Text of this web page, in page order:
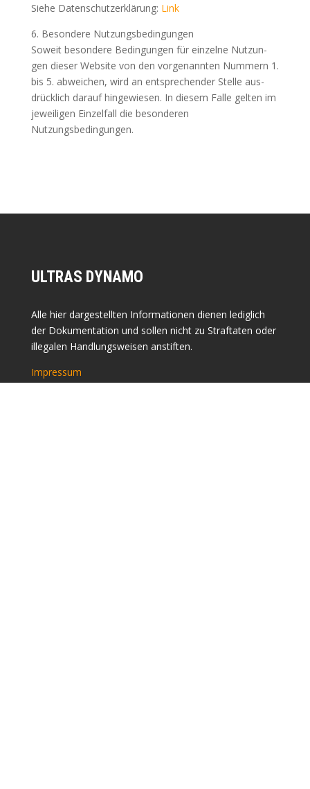
Sie­he Daten­schutz­er­klä­rung: Link
6. Beson­de­re Nutzungsbedingungen
Soweit beson­de­re Bedin­gun­gen für ein­zel­ne Nut­zun­
gen die­ser Web­site von den vor­ge­nann­ten Num­mern 1.
bis 5. abwei­chen, wird an ent­spre­chen­der Stel­le aus­
drück­lich dar­auf hin­ge­wie­sen. In die­sem Fal­le gel­ten im
jewei­li­gen Ein­zel­fall die beson­de­ren
Nutzungsbedingungen.
ULTRAS DYNAMO
Alle hier dargestellten Informationen dienen lediglich
der Dokumentation und sollen nicht zu Straftaten oder
illegalen Handlungsweisen anstiften.
Impressum